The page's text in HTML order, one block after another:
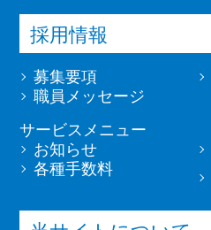
採用情報
募集要項
職員メッセージ
サービスメニュー
お知らせ
各種手数料